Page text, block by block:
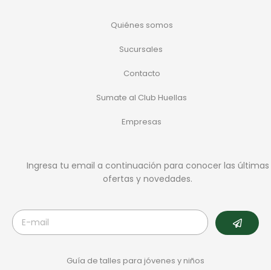
Quiénes somos
Sucursales
Contacto
Sumate al Club Huellas
Empresas
Ingresa tu email a continuación para conocer las últimas
ofertas y novedades.
Guía de talles para jóvenes y niños